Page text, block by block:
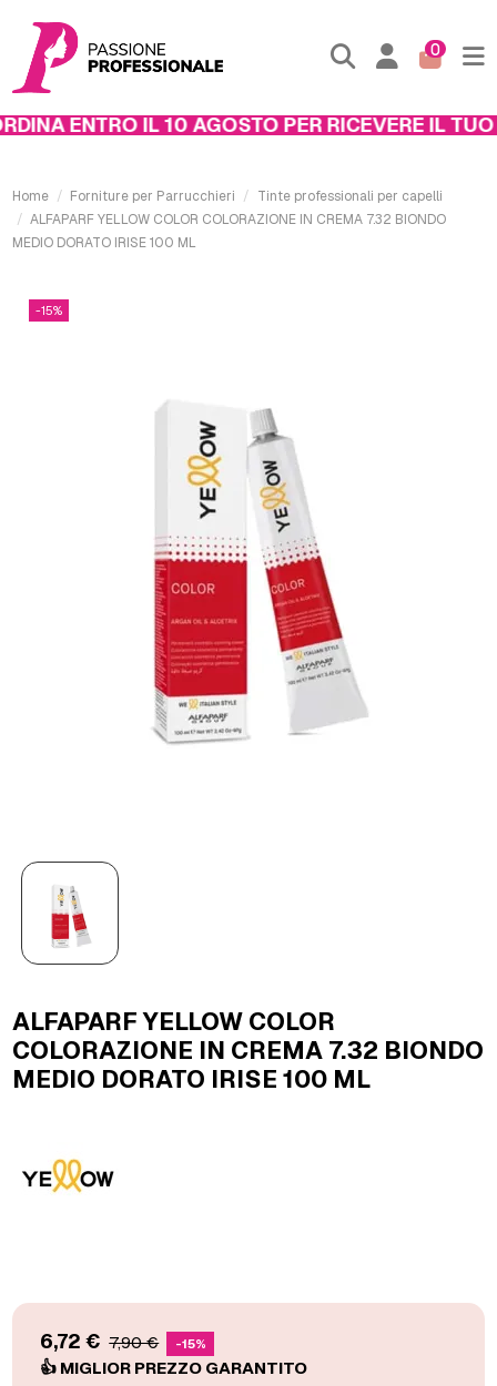
0
ENTRO IL 10 AGOSTO PER RICEVERE IL TUO
Home Forniture per Parrucchieri
Tinte professionali per capelli
ALFAPARF YELLOW COLOR COLORAZIONE IN CREMA 7.32 BIONDO
MEDIO DORATO IRISE 100 ML
-15%
ALFAPARF YELLOW COLOR
COLORAZIONE IN CREMA 7.32 BIONDO
MEDIO DORATO IRISE 100 ML
6,72 € 7,90 € -15%